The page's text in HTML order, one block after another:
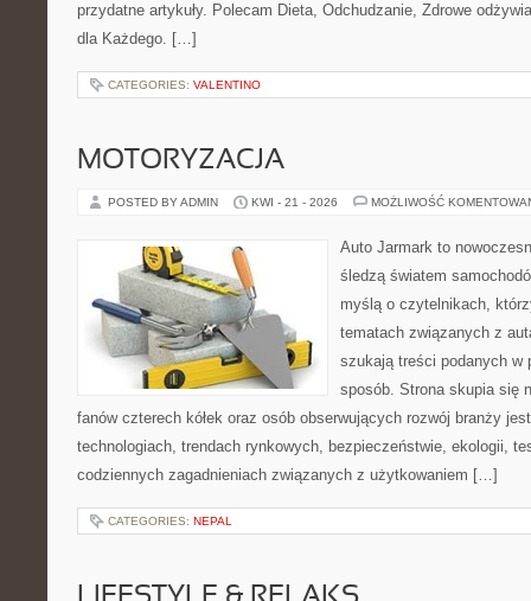
przydatne artykuły. Polecam Dieta, Odchudzanie, Zdrowe
dla Każdego. […]
CATEGORIES: VALENTINO
MOTORYZACJA
POSTED BY ADMIN KWI - 21 - 2026 MOŻLIWOŚĆ
Auto Jarmark to
śledzą światem
myślą o czytelnikach,
tematach związanych z
szukają treści podanych w
sposób. Strona skupia się
fanów czterech kółek oraz osób obserwujących rozwój branży
technologiach, trendach rynkowych, bezpieczeństwie, ekologii,
codziennych zagadnieniach związanych z użytkowaniem […]
CATEGORIES: NEPAL